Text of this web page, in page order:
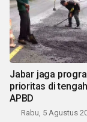
Jabar jaga
prioritas di
APBD
Rabu, 5 Agustus